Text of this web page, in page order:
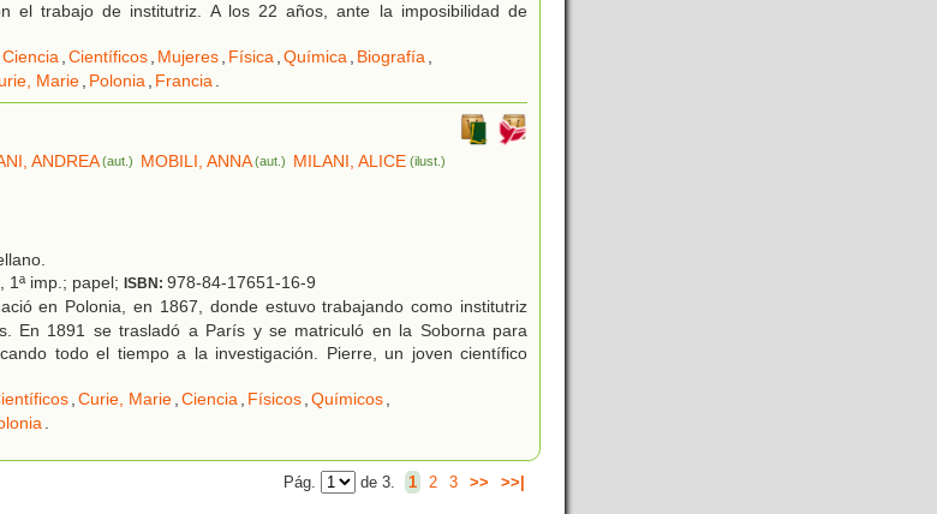
el trabajo de institutriz. A los 22 años, ante la imposibilidad de
Ciencia,Científicos, Mujeres, Física,Química, Biografía,
Marie, Polonia, Francia.
ANDREA(aut.) MOBILI, ANNA(aut.) MILANI, ALICE (ilust.)
1ª imp.; papel; ISBN: 978-84-17651-16-9
en Polonia, en 1867, donde estuvo trabajando como institutriz
En 1891 se trasladó a París y se matriculó en la Soborna para
todo el tiempo a la investigación. Pierre, un joven científico
,Curie, Marie,Ciencia, Físicos,Químicos,
.
Pág. de 3. 1 2 3 >> >>|